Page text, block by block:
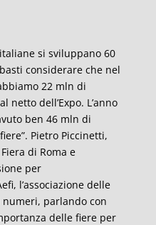
si sviluppano 60
considerare che nel
22 mln di
netto dell’Expo. L’anno
ben 46 mln di
Pietro Piccinetti,
di Roma e
per
l’associazione delle
parlando con
delle fiere per